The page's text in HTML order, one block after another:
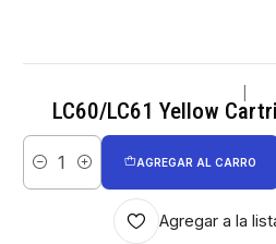
LC60/LC61 Yellow
Cantidad
AGREGAR AL CARRO
Agregar a la